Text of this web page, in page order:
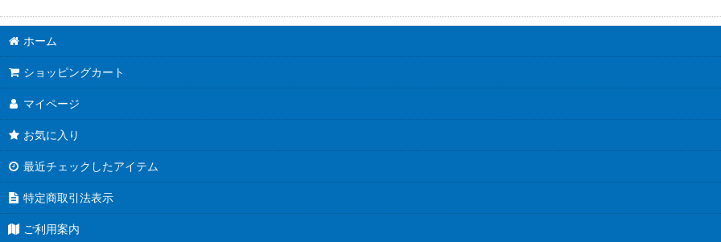
ホーム
ショッピングカート
マイページ
お気に入り
最近チェックしたアイテム
特定商取引法表示
ご利用案内